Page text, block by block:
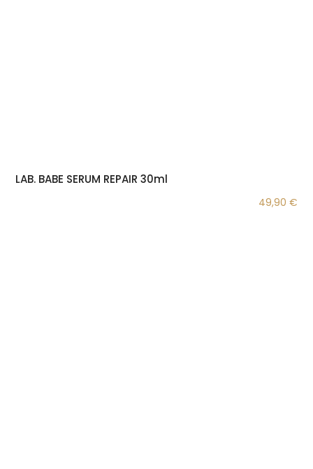
LAB. BABE SERUM REPAIR 30ml
49,90 €